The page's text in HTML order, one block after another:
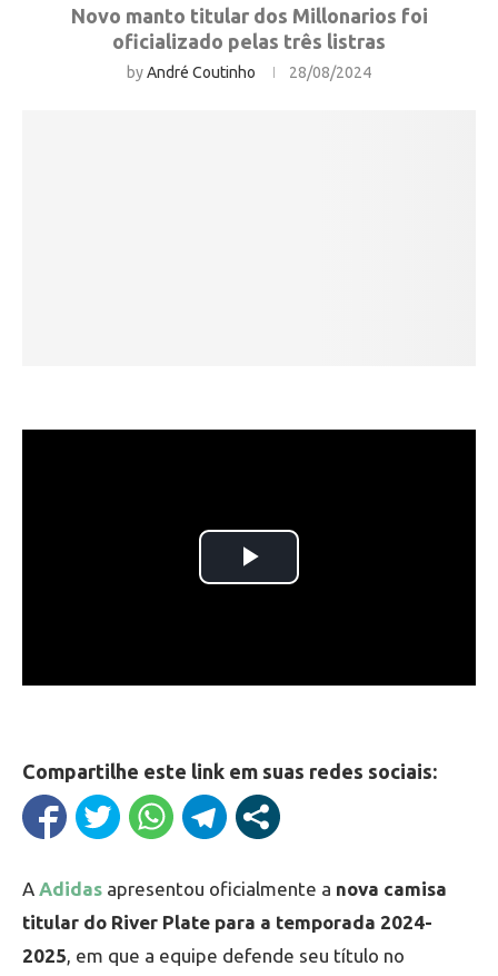
Novo manto titular dos Millonarios foi
oficializado pelas três listras
byAndré Coutinho 28/08/2024
Compartilhe este link em suas redes sociais:
A Adidas apresentou oficialmente a nova camisa
titular do River Plate para a temporada 2024-
2025 , em que a equipe defende seu título no